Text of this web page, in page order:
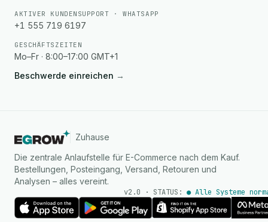
AKTIVER KUNDENSUPPORT · WHATSAPP
+1 555 719 6197
GESCHÄFTSZEITEN
Mo–Fr · 8:00–17:00 GMT+1
Beschwerde einreichen →
Zuhause
Die zentrale Anlaufstelle für E-Commerce nach dem Kauf.
Bestellungen, Posteingang, Versand, Retouren und
Analysen – alles vereint.
v2.0 · STATUS: ● Alle Systeme